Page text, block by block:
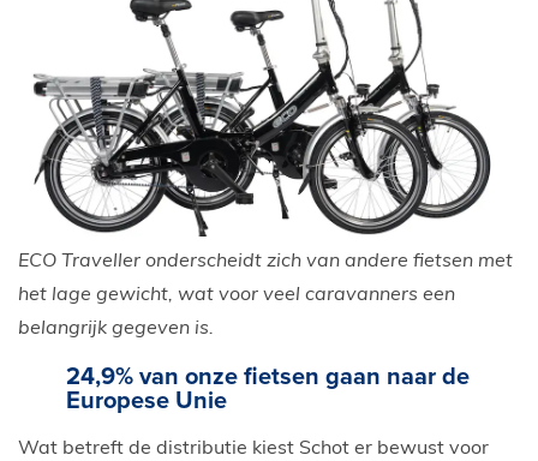
ECO Traveller onderscheidt zich van andere fietsen met
het lage gewicht, wat voor veel caravanners een
belangrijk gegeven is.
24,9% van onze fietsen gaan naar de
Europese Unie
Wat betreft de distributie kiest Schot er bewust voor